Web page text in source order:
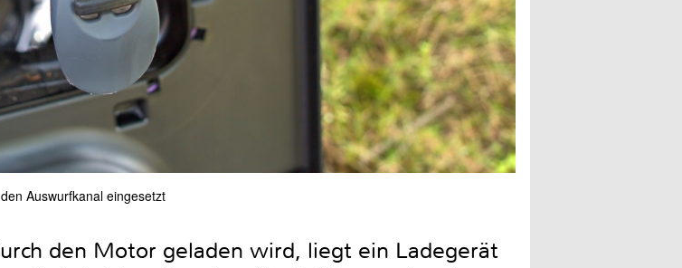
Auswurfkanal eingesetzt
den Motor geladen wird, liegt ein Ladegerät